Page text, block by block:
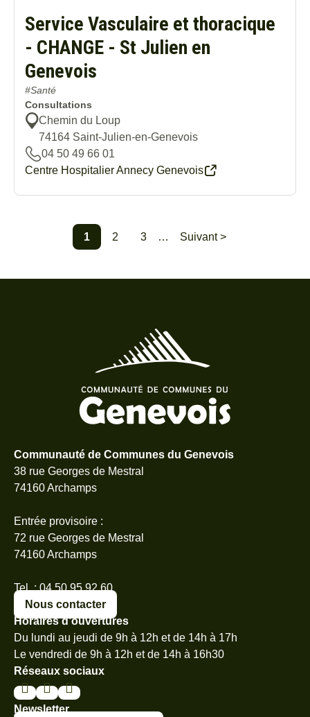
Service Vasculaire et thoracique
- CHANGE - St Julien en
Genevois
#Santé
Consultations
Chemin du Loup
74164 Saint-Julien-en-Genevois
04 50 49 66 01
Centre Hospitalier Annecy Genevois
1 2 3 … Suivant >
Communauté de Communes du Genevois
38 rue Georges de Mestral
74160 Archamps
Entrée provisoire :
72 rue Georges de Mestral
74160 Archamps
Tel. : 04 50 95 92 60
Nous contacter
Horaires d’ouvertures
Du lundi au jeudi de 9h à 12h et de 14h à 17h
Le vendredi de 9h à 12h et de 14h à 16h30
Réseaux sociaux
Newsletter